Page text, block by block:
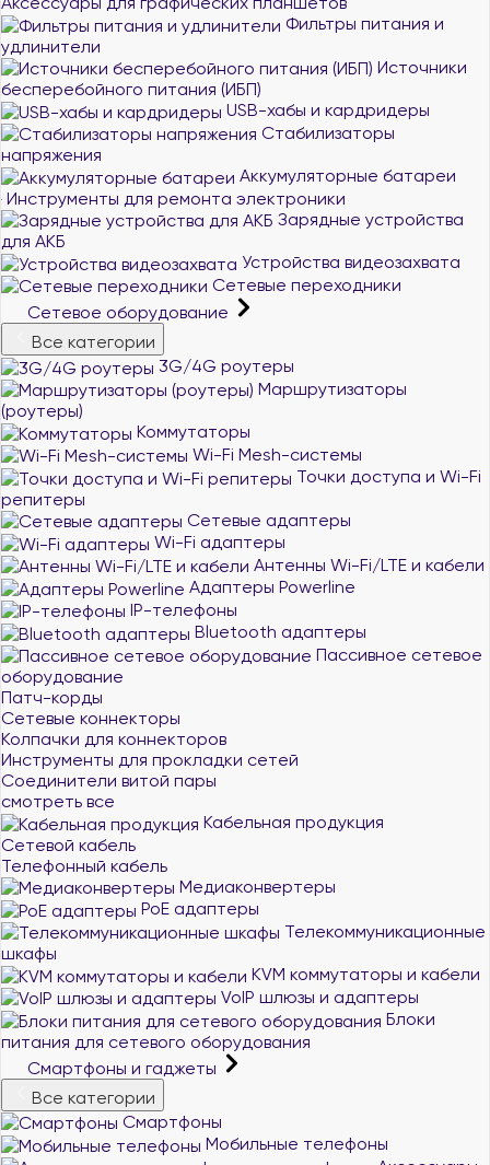
Фильтры питания и
удлинители
Источники
бесперебойного питания (ИБП)
USB-хабы и кардридеры
Стабилизаторы
напряжения
Аккумуляторные батареи
Инструменты для ремонта электроники
Зарядные устройства
для АКБ
Устройства видеозахвата
Сетевые переходники
Сетевое оборудование
Все категории
3G/4G роутеры
Маршрутизаторы
(роутеры)
Коммутаторы
Wi-Fi Mesh-системы
Точки доступа и Wi-Fi
репитеры
Сетевые адаптеры
Wi-Fi адаптеры
Антенны Wi-Fi/LTE и кабели
Адаптеры Powerline
IP-телефоны
Bluetooth адаптеры
Пассивное сетевое
оборудование
Патч-корды
Сетевые коннекторы
Колпачки для коннекторов
Инструменты для прокладки сетей
Соединители витой пары
смотреть все
Кабельная продукция
Сетевой кабель
Телефонный кабель
Медиаконвертеры
PoE адаптеры
Телекоммуникационные
шкафы
KVM коммутаторы и кабели
VoIP шлюзы и адаптеры
Блоки
питания для сетевого оборудования
Смартфоны и гаджеты
Все категории
Смартфоны
Мобильные телефоны